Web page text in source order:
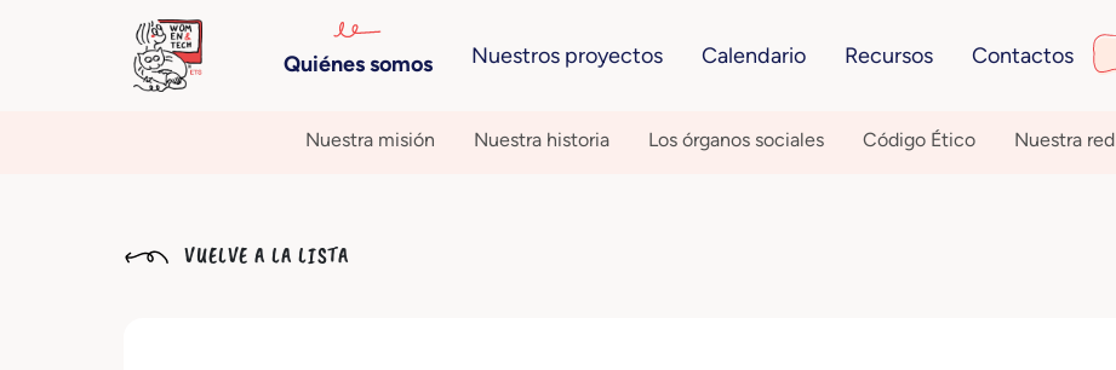
Quiénes somos Nuestros proyectos Calendario Recursos Contactos
Nuestra misión Nuestra historia Los órganos sociales Código Ético Nuestra red
VUELVE A LA LISTA